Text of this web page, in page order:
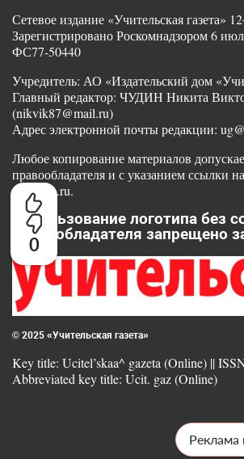
0
Сетевое издание «Учительская газета»
Зарегистрировано Роскомнадзором 6
ФС77-50440
Учредитель: АО «Издательский дом
Главный редактор: ЧУДИН Никита
(nikvik87@mail.ru)
Адрес электронной почты редакции:
Любое копирование материалов
правообладателя и с указанием ссылки
www.ug.ru.
Использование логотипа без
правообладателя запрещено
© 2025 «Учительская газета»
Key title: Ucitel’skaa^ gazeta (Online) ||
Abbreviated key title: Ucit. gaz (Online)
Реклама